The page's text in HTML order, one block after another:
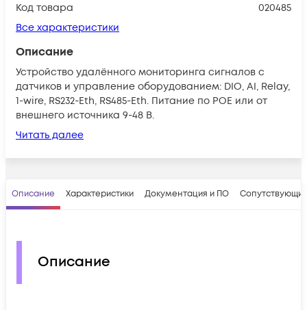
Код товара
020485
Все характеристики
Описание
Устройство удалённого мониторинга сигналов с
датчиков и управление оборудованием: DIO, AI, Relay,
1-wire, RS232-Eth, RS485-Eth. Питание по POE или от
внешнего источника 9-48 В.
Читать далее
Описание Характеристики Документация и ПО
Описание